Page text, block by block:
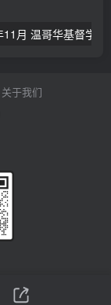
关于我们